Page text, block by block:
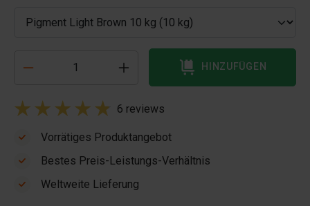
HINZUFÜGEN
6 reviews
Vorrätiges Produktangebot
Bestes Preis-Leistungs-Verhältnis
Weltweite Lieferung